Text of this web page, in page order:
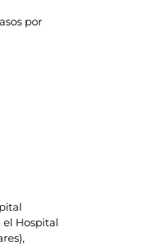
por
el Hospital